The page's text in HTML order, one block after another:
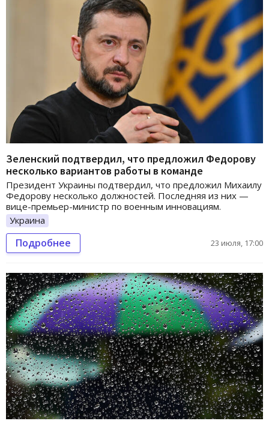
Зеленский подтвердил, что предложил Федорову
несколько вариантов работы в команде
Президент Украины подтвердил, что предложил Михаилу
Федорову несколько должностей. Последняя из них —
вице-премьер-министр по военным инновациям.
Украина
Подробнее 23 июля, 17:00